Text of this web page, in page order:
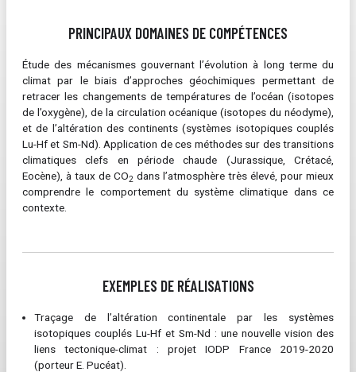
PRINCIPAUX DOMAINES DE COMPÉTENCES
Étude des mécanismes gouvernant l’évolution à long terme du
climat par le biais d’approches géochimiques permettant de
retracer les changements de températures de l’océan (isotopes
de l’oxygène), de la circulation océanique (isotopes du néodyme),
et de l’altération des continents (systèmes isotopiques couplés
Lu-Hf et Sm-Nd). Application de ces méthodes sur des transitions
climatiques clefs en période chaude (Jurassique, Crétacé,
Eocène), à taux de CO2 dans l’atmosphère très élevé, pour mieux
comprendre le comportement du système climatique dans ce
contexte.
EXEMPLES DE RÉALISATIONS
Traçage de l’altération continentale par les systèmes
isotopiques couplés Lu-Hf et Sm-Nd : une nouvelle vision des
liens tectonique-climat : projet IODP France 2019-2020
(porteur E. Pucéat).